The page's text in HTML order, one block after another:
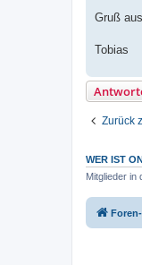
Gruß
Tobias
Zurück
WER IST
Mitglieder in